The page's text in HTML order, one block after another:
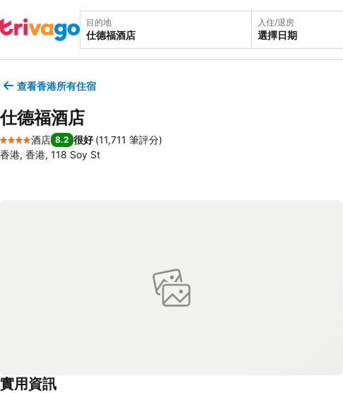
目的地 入住/退房
選擇日期
查看香港所有住宿
仕德福酒店
4 星級
酒店 8.2 很好 (11,711 筆評分)
香港, 香港, 118 Soy St
實用資訊